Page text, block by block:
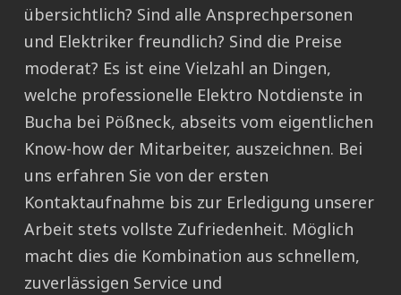
übersichtlich? Sind alle Ansprechpersonen
und Elektriker freundlich? Sind die Preise
moderat? Es ist eine Vielzahl an Dingen,
welche professionelle Elektro Notdienste in
Bucha bei Pößneck, abseits vom eigentlichen
Know-how der Mitarbeiter, auszeichnen. Bei
uns erfahren Sie von der ersten
Kontaktaufnahme bis zur Erledigung unserer
Arbeit stets vollste Zufriedenheit. Möglich
macht dies die Kombination aus schnellem,
zuverlässigen Service und